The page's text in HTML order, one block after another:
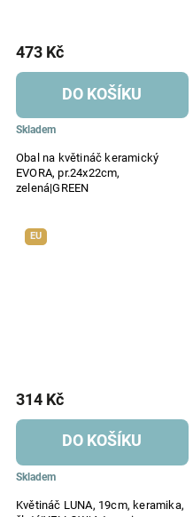
Obal na květináč keramický
EVORA, pr.24x22cm,
zelená|GREEN
Skladem
473 Kč
DO KOŠÍKU
EU
Květináč LUNA, 19cm, keramika,
Skladem
314 Kč
DO KOŠÍKU